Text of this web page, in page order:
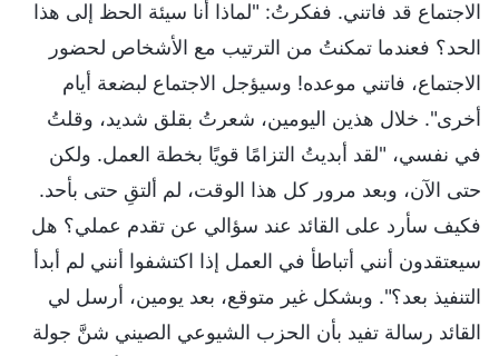
الاجتماع قد فاتني. ففكرتُ: "لماذا أنا سيئة الحظ إلى هذا
الحد؟ فعندما تمكنتُ من الترتيب مع الأشخاص لحضور
الاجتماع، فاتني موعده! وسيؤجل الاجتماع لبضعة أيام
أخرى". خلال هذين اليومين، شعرتُ بقلق شديد، وقلتُ
في نفسي، "لقد أبديتُ التزامًا قويًا بخطة العمل. ولكن
حتى الآن، وبعد مرور كل هذا الوقت، لم ألتقِ حتى بأحد.
فكيف سأرد على القائد عند سؤالي عن تقدم عملي؟ هل
سيعتقدون أنني أتباطأ في العمل إذا اكتشفوا أنني لم أبدأ
التنفيذ بعد؟". وبشكل غير متوقع، بعد يومين، أرسل لي
القائد رسالة تفيد بأن الحزب الشيوعي الصيني شنَّ جولة